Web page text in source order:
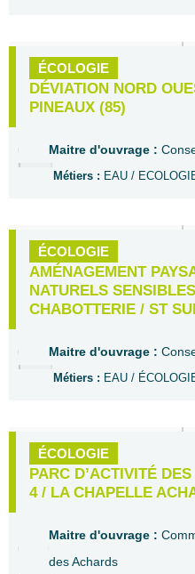
ÉCOLOGIE
DÉVIATION NORD
PINEAUX (85)
Maitre d'ouvrage :
Métiers : EAU /
ÉCOLOGIE
AMÉNAGEMENT
NATURELS
CHABOTTERIE / ST
Maitre d'ouvrage :
Métiers : EAU /
ÉCOLOGIE
PARC D’ACTIVITÉ
4 / LA CHAPELLE
Maitre d'ouvrage :
des Achards